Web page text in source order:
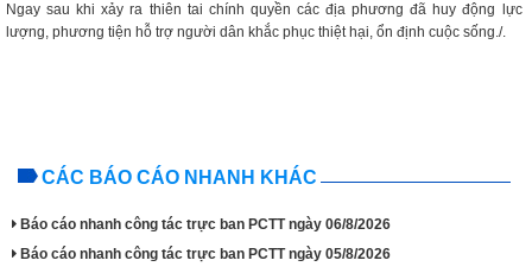
Ngay sau khi xảy ra thiên tai chính quyền các địa phương đã huy động lực
lượng, phương tiện hỗ trợ người dân khắc phục thiệt hại, ổn định cuộc sống./.
CÁC BÁO CÁO NHANH KHÁC
Báo cáo nhanh công tác trực ban PCTT ngày 06/8/2026
Báo cáo nhanh công tác trực ban PCTT ngày 05/8/2026